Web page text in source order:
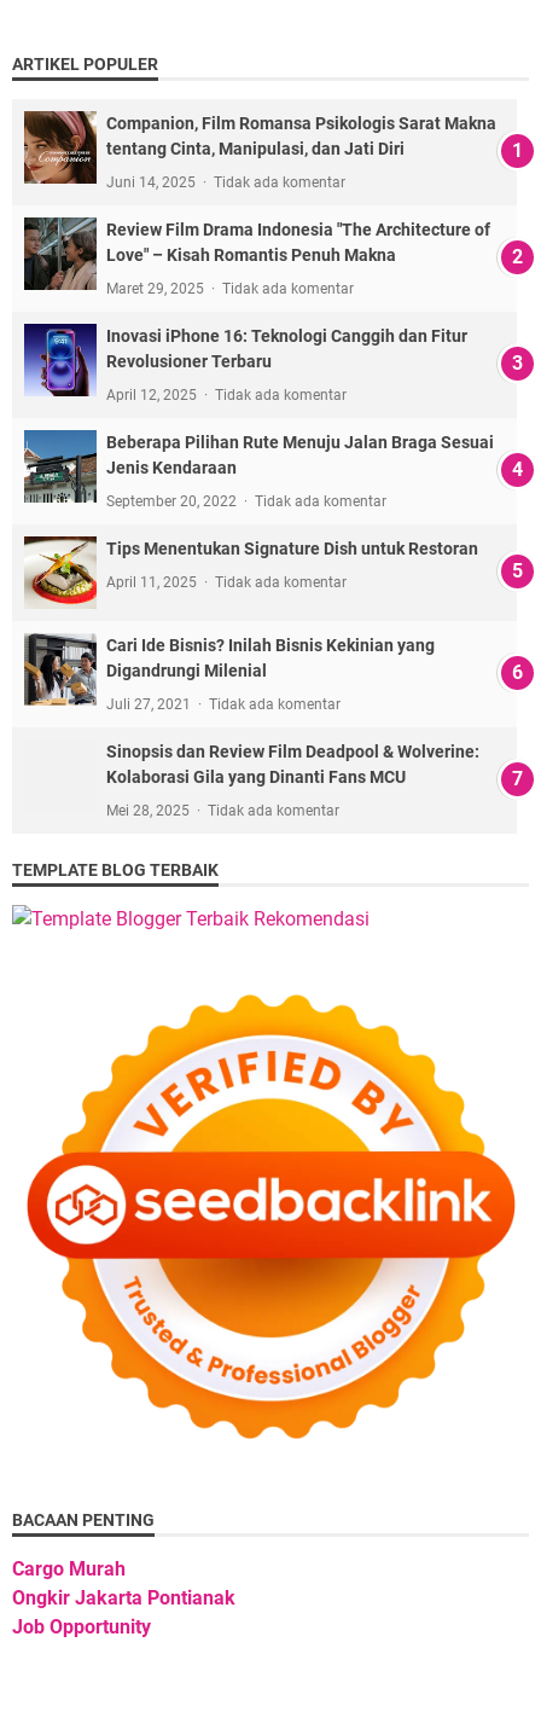
ARTIKEL POPULER
Companion, Film Romansa Psikologis Sarat Makna
tentang Cinta, Manipulasi, dan Jati Diri
Juni 14, 2025 Tidak ada komentar
Review Film Drama Indonesia "The Architecture of
Love" – Kisah Romantis Penuh Makna
Maret 29, 2025 Tidak ada komentar
Inovasi iPhone 16: Teknologi Canggih dan Fitur
Revolusioner Terbaru
April 12, 2025 Tidak ada komentar
Beberapa Pilihan Rute Menuju Jalan Braga Sesuai
Jenis Kendaraan
September 20, 2022 Tidak ada komentar
Tips Menentukan Signature Dish untuk Restoran
April 11, 2025 Tidak ada komentar
Cari Ide Bisnis? Inilah Bisnis Kekinian yang
Digandrungi Milenial
Juli 27, 2021 Tidak ada komentar
Sinopsis dan Review Film Deadpool & Wolverine:
Kolaborasi Gila yang Dinanti Fans MCU
Mei 28, 2025 Tidak ada komentar
TEMPLATE BLOG TERBAIK
BACAAN PENTING
Cargo Murah
Ongkir Jakarta Pontianak
Job Opportunity